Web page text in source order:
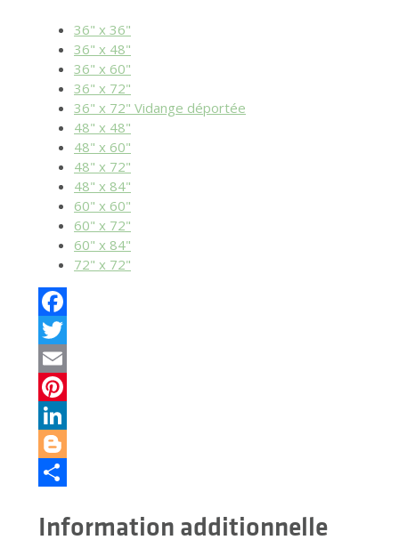
36" x 36"
36" x 48"
36" x 60"
36" x 72"
36" x 72" Vidange déportée
48" x 48"
48" x 60"
48" x 72"
48" x 84"
60" x 60"
60" x 72"
60" x 84"
72" x 72"
Facebook
Twitter
Email
Pinterest
LinkedIn
Blogger
Information additionnelle